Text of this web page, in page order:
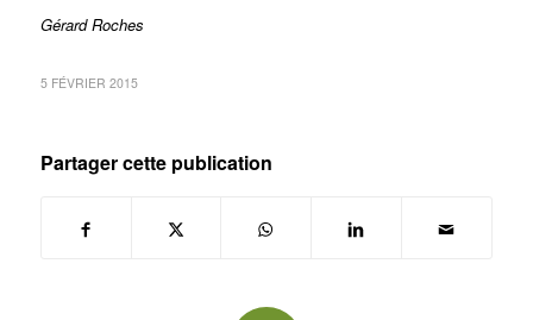
Gérard Roches
5 FÉVRIER 2015
Partager cette publication